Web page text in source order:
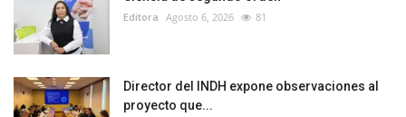
Editora Agosto 6, 2026 81
Director del INDH expone observaciones al
proyecto que...